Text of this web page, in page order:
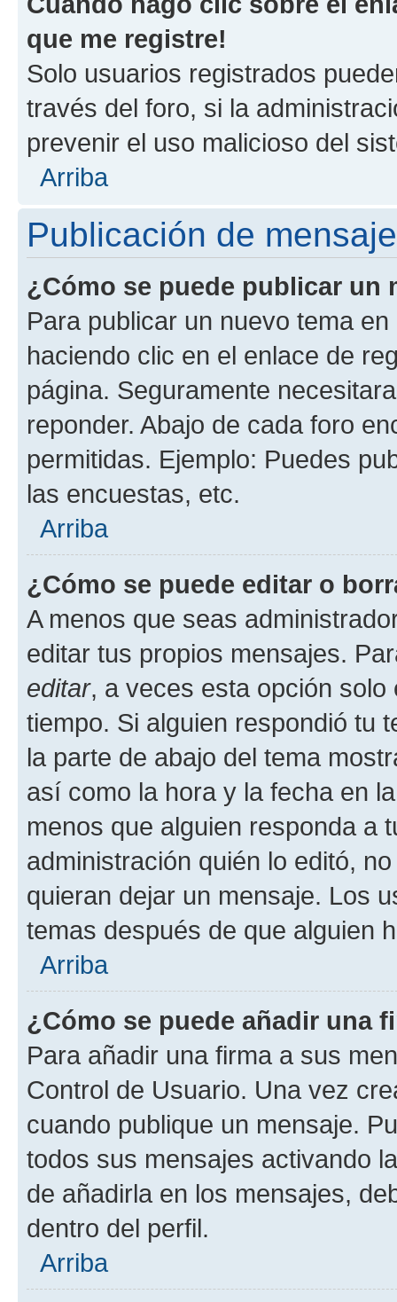
que me registre!
Solo usuarios registrados
través del foro, si la
prevenir el uso malicioso del
Arriba
Publicación de
¿Cómo se puede publicar un
Para publicar un nuevo tema
haciendo clic en el enlace de
página. Seguramente
reponder. Abajo de cada foro
permitidas. Ejemplo: Puedes
las encuestas, etc.
Arriba
¿Cómo se puede editar o
A menos que seas
editar tus propios mensajes.
editar, a veces esta opción
tiempo. Si alguien respondió tu
la parte de abajo del tema
así como la hora y la fecha en
menos que alguien responda a
administración quién lo editó,
quieran dejar un mensaje. Los
temas después de que alguien
Arriba
¿Cómo se puede añadir una
Para añadir una firma a sus
Control de Usuario. Una vez
cuando publique un mensaje.
todos sus mensajes activando
de añadirla en los mensajes,
dentro del perfil.
Arriba